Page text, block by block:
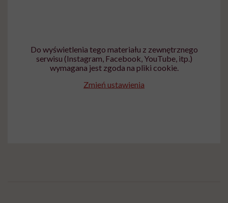
Do wyświetlenia tego materiału z zewnętrznego
serwisu (Instagram, Facebook, YouTube, itp.)
wymagana jest zgoda na pliki cookie.
Zmień ustawienia